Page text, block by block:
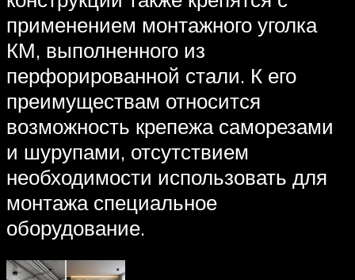
применением монтажного уголка
КМ, выполненного из
перфорированной стали. К его
преимуществам относится
возможность крепежа саморезами
и шурупами, отсутствием
необходимости использовать для
монтажа специальное
оборудование.